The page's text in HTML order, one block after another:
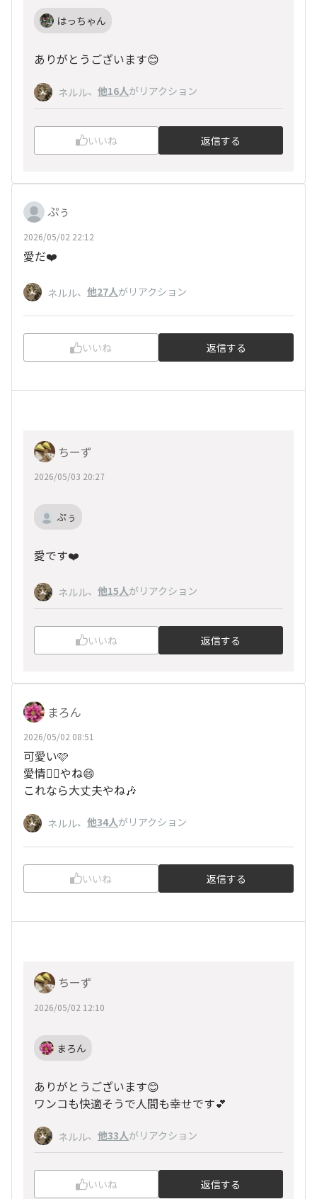
はっちゃん
ありがとうございます😊
ネルル、 他16人がリアクション
いいね 返信する
ぷぅ
2026/05/02 22:12
愛だ❤️
ネルル、 他27人がリアクション
いいね 返信する
ちーず
2026/05/03 20:27
ぷぅ
愛です❤️
ネルル、 他15人がリアクション
いいね 返信する
まろん
2026/05/02 08:51
可愛い🩷
愛情❤️‍🔥やね😄
これなら大丈夫やね🎶
ネルル、 他34人がリアクション
いいね 返信する
ちーず
2026/05/02 12:10
まろん
ありがとうございます😊
ワンコも快適そうで人間も幸せです💕
ネルル、 他33人がリアクション
いいね 返信する